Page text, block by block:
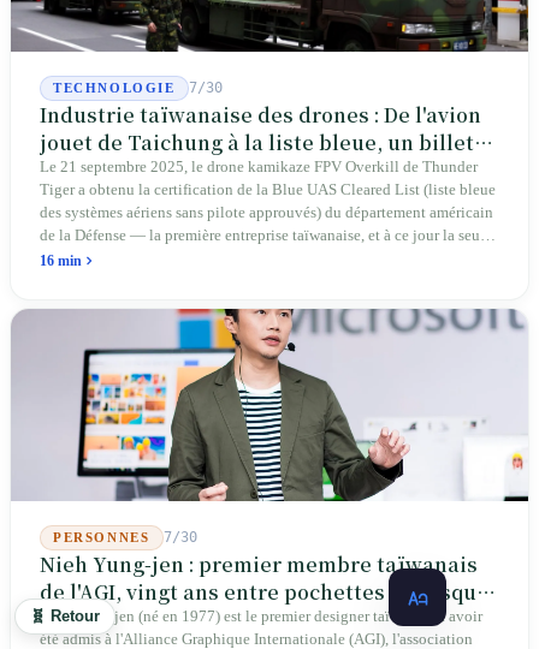
TECHNOLOGIE 7/30
Industrie taïwanaise des drones : De l'avion
jouet de Taichung à la liste bleue, un billet
d'entrée pour Thunder Tiger
Le 21 septembre 2025, le drone kamikaze FPV Overkill de Thunder
Tiger a obtenu la certification de la Blue UAS Cleared List (liste bleue
des systèmes aériens sans pilote approuvés) du département américain
de la Défense — la première entreprise taïwanaise, et à ce jour la seule.
Sur les 39 plateformes de drones finis et les 165 composants de cette
Act pour établir un passage prioritaire pour les fabricants taïwanais ; la
simple existence de ce projet de loi révèle une réalité : Taïwan avance
trop lentement, au point que les États-Unis doivent légiférer pour
abaisser les barrières. Une entreprise qui fabrique des avions
télécommandés depuis 46 ans à Taichung prévoit de construire sa
deuxième usine dans l'Ohio.
16 min
PERSONNES 7/30
Nieh Yung-jen : premier membre taïwanais
de l'AGI, vingt ans entre pochettes de disques
et systèmes d'identité nationale
Nieh Yung-jen (né en 1977) est le premier designer taïwanais à avoir
été admis à l'Alliance Graphique Internationale (AGI), l'association
🧬 Retour